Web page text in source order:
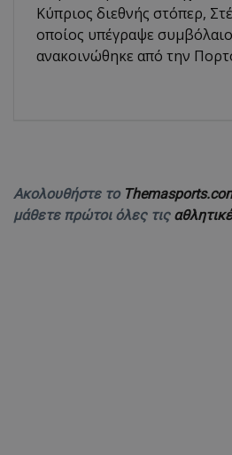
Κύπριος διεθνής στόπερ,
οποίος υπέγραψε
ανακοινώθηκε από την
Ακολουθήστε το
μάθετε πρώτοι όλες τις